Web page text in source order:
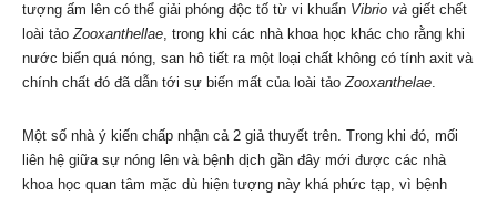
tượng ấm lên có thể giải phóng độc tố từ vi khuẩn Vibrio và giết chết
loài tảoZooxanthellae, trong khi các nhà khoa học khác cho rằng khi
nước biển quá nóng, san hô tiết ra một loại chất không có tính axit và
chính chất đó đã dẫn tới sự biến mất của loài tảoZooxanthelae.
Một số nhà ý kiến chấp nhận cả 2 giả thuyết trên. Trong khi đó, mối
liên hệ giữa sự nóng lên và bệnh dịch gần đây mới được các nhà
khoa học quan tâm mặc dù hiện tượng này khá phức tạp, vì bệnh